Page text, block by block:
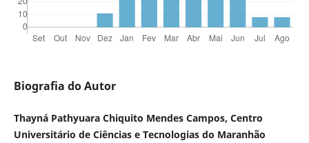
Biografia do Autor
Thayná Pathyuara Chiquito Mendes Campos, Centro
Universitário de Ciências e Tecnologias do Maranhão